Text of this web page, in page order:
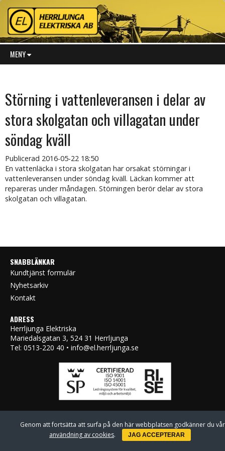
MENY
Störning i vattenleveransen i delar av
stora skolgatan och villagatan under
söndag kväll
Publicerad 2016-05-22 18:50
En vattenläcka i stora skolgatan har orsakat störningar i
vattenleveransen under söndag kväll. Läckan kommer att
repareras under måndagen. Störningen berör delar av stora
skolgatan och villagatan.
SNABBLÄNKAR
Kundtjänst formulär
Nyhetsarkiv
Kontakt
ADRESS
Herrljunga Elektriska
Mariedalsgatan 3, 524 31 Herrljunga
Tel: 0513-220 40 • info@el.herrljunga.se
Genom att fortsätta att surfa på den här webbplatsen godkänner du vår
användning av cookies. JAG ACCEPTERAR